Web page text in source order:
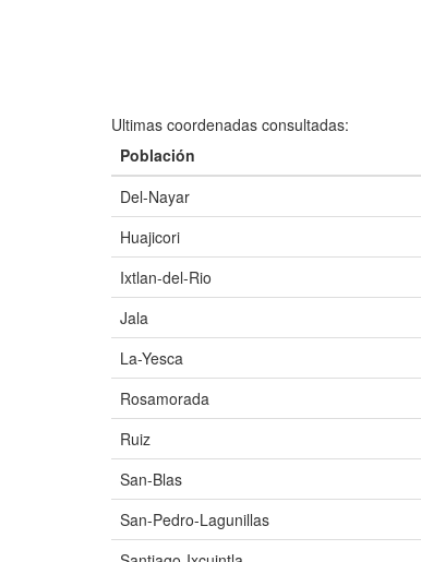
Ultimas coordenadas consultadas:
Población
Del-Nayar
Huajicori
Ixtlan-del-Rio
Jala
La-Yesca
Rosamorada
Ruiz
San-Blas
San-Pedro-Lagunillas